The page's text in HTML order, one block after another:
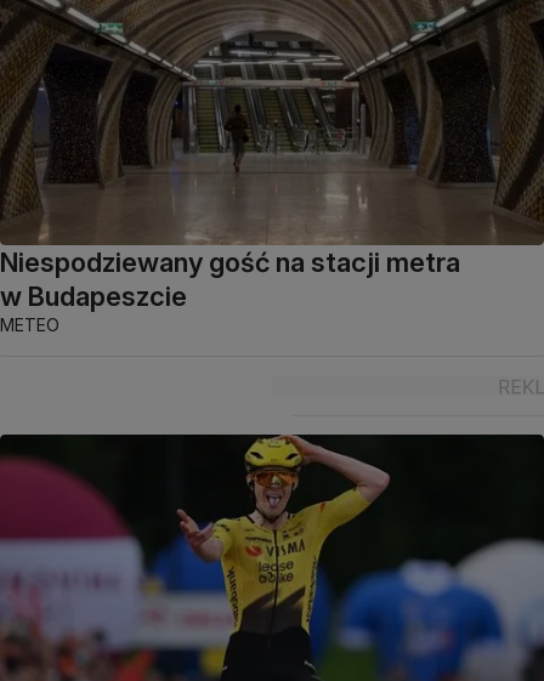
Niespodziewany gość na stacji metra
w Budapeszcie
METEO